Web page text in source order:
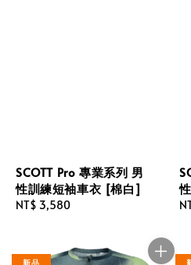
SCOTT Pro 專業系列 男
性訓練短袖車衣 [棉白]
Regular
NT$ 3,580
新品